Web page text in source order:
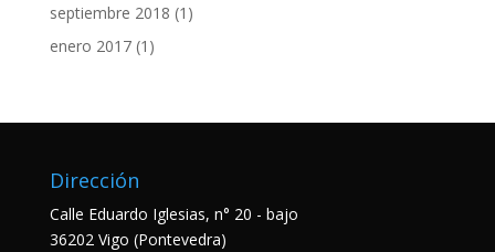
septiembre 2018 (1)
enero 2017(1)
Dirección
Calle Eduardo Iglesias, n° 20 - bajo
36202 Vigo (Pontevedra)